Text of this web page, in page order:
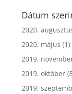
Dátum
2020.
2020. május (1)
2019.
2019. október
2019.